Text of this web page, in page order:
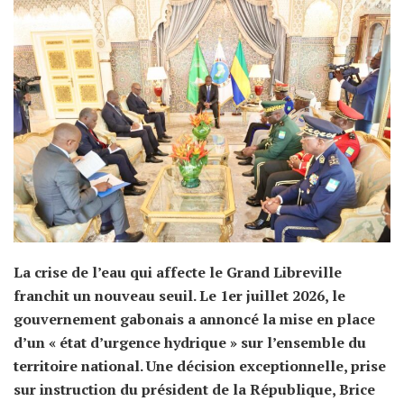
La crise de l’eau qui affecte le Grand Libreville
franchit un nouveau seuil. Le 1er juillet 2026, le
gouvernement gabonais a annoncé la mise en place
d’un « état d’urgence hydrique » sur l’ensemble du
territoire national. Une décision exceptionnelle, prise
sur instruction du président de la République, Brice